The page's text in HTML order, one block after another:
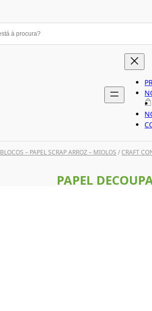
BLOCOS – PAPEL SCRAP ARROZ – MIOLOS /CRAFT
PAPEL